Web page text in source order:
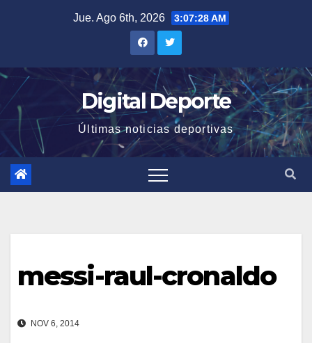
Jue. Ago 6th, 2026 3:07:28 AM
Digital Deporte
Últimas noticias deportivas
messi-raul-cronaldo
NOV 6, 2014